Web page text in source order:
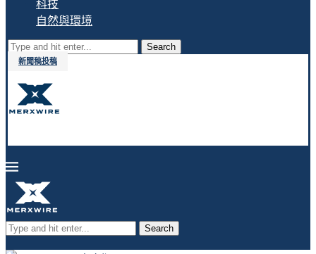
科技
自然與環境
Search
新聞稿投稿
Search